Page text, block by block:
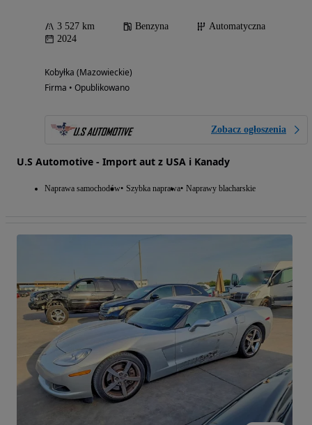
3 527 km Benzyna
Automatyczna
2024
Kobyłka (Mazowieckie)
Firma • Opublikowano
Zobacz ogłoszenia
U.S Automotive - Import aut z USA i Kanady
Naprawa samochodów Szybka naprawa Naprawy blacharskie